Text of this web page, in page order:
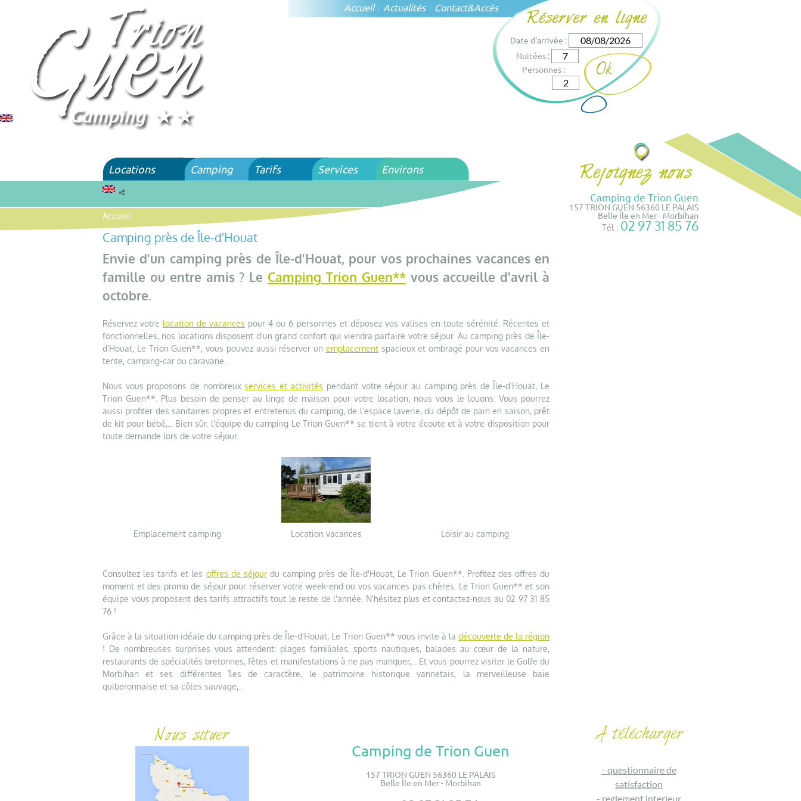
Accueil Actualités Contact&Accès
Date d'arrivée :
Nuitées :
Personnes :
Locations Camping Tarifs Services Environs
Camping de Trion Guen
157 TRION GUEN 56360 LE PALAIS
Belle Île en Mer - Morbihan
Tél : 02 97 31 85 76
Accueil
Camping près de Île-d'Houat
Envie d'un camping près de Île-d'Houat, pour vos prochaines vacances en
famille ou entre amis ? Le Camping Trion Guen**vous accueille d'avril à
octobre.
Réservez votre location de vacances pour 4 ou 6 personnes et déposez vos valises en toute sérénité. Récentes et
fonctionnelles, nos locations disposent d'un grand confort qui viendra parfaire votre séjour. Au camping près de Île-
d'Houat, Le Trion Guen**, vous pouvez aussi réserver un emplacementspacieux et ombragé pour vos vacances en
tente, camping-car ou caravane.
Nous vous proposons de nombreuxservices et activités pendant votre séjour au camping près de Île-d'Houat, Le
Trion Guen**. Plus besoin de penser au linge de maison pour votre location, nous vous le louons. Vous pourrez
aussi profiter des sanitaires propres et entretenus du camping, de l'espace laverie, du dépôt de pain en saison, prêt
de kit pour bébé,... Bien sûr, l'équipe du camping Le Trion Guen** se tient à votre écoute et à votre disposition pour
toute demande lors de votre séjour.
Emplacement camping Location vacances Loisir au camping
Consultez les tarifs et les offres de séjourdu camping près de Île-d'Houat, Le Trion Guen**. Profitez des offres du
moment et des promo de séjour pour réserver votre week-end ou vos vacances pas chères. Le Trion Guen** et son
équipe vous proposent des tarifs attractifs tout le reste de l'année. N'hésitez plus et contactez-nous au 02 97 31 85
76 !
Grâce à la situation idéale du camping près de Île-d'Houat, Le Trion Guen** vous invite à la découverte de la région
! De nombreuses surprises vous attendent: plages familiales, sports nautiques, balades au cœur de la nature,
restaurants de spécialités bretonnes, fêtes et manifestations à ne pas manquer,... Et vous pourrez visiter le Golfe du
Morbihan et ses différentes îles de caractère, le patrimoine historique vannetais, la merveilleuse baie
quiberonnaise et sa côtes sauvage,...
Camping de Trion Guen
157 TRION GUEN 56360 LE PALAIS
Belle Île en Mer - Morbihan
- questionnaire de
satisfaction
- reglement interieur